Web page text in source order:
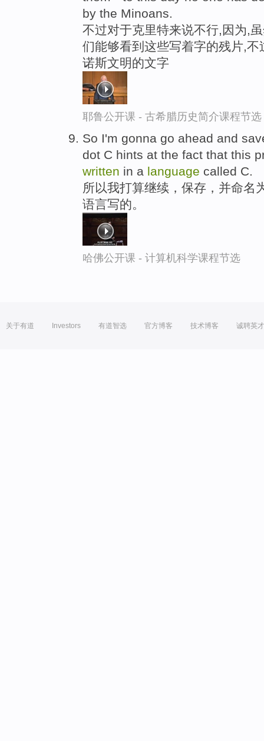
by the Minoans.
不过对于克里特来说不行,因为,
们能够看到这些写着字的残片,
诺斯文明的文字
耶鲁公开课 - 古希腊历史简介课程节选
So I'm gonna go ahead and
dot C hints at the fact that this
written in a language called C.
所以我打算继续，保存，并命名
语言写的。
哈佛公开课 - 计算机科学课程节选
关于有道 Investors 有道智选 官方博客 技术博客 诚聘英才